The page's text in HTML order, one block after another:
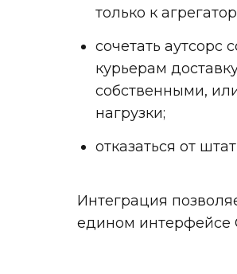
только к
сочетать
курьерам
собственными,
нагрузки;
отказаться от
Интеграция
едином интерфейсе